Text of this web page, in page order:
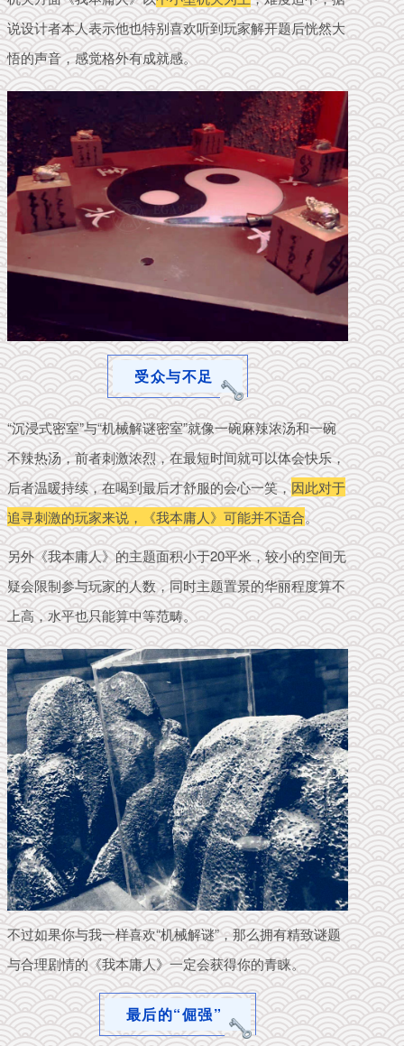
说设计者本人表示他也特别喜欢听到玩家解开题后恍然大
悟的声音，感觉格外有成就感。
受众与不足
“沉浸式密室”与“机械解谜密室”就像一碗麻辣浓汤和一碗
不辣热汤，前者刺激浓烈，在最短时间就可以体会快乐，
后者温暖持续，在喝到最后才舒服的会心一笑，因此对于
追寻刺激的玩家来说，《我本庸人》可能并不适合。
另外《我本庸人》的主题面积小于20平米，较小的空间无
疑会限制参与玩家的人数，同时主题置景的华丽程度算不
上高，水平也只能算中等范畴。
不过如果你与我一样喜欢“机械解谜”，那么拥有精致谜题
与合理剧情的《我本庸人》一定会获得你的青睐。
最后的“倔强”